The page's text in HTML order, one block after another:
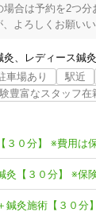
合は予約を2つ分
ろしくお願いい
、あなただけの
骨院」です。当
血の流れを整え
な手技施術
機械だけに頼る
寧に揉みほぐして
灸 レディース鍼灸
車場あり 駅近
豊富なスタッフ在
３０分】 ※費用は
灸【３０分】 ※保
鍼灸施術【３０分